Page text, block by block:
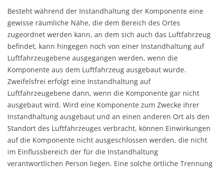
Besteht während der Instandhaltung der Komponente eine
gewisse räumliche Nähe, die dem Bereich des Ortes
zugeordnet werden kann, an dem sich auch das Luftfahrzeug
befindet, kann hingegen noch von einer Instandhaltung auf
Luftfahrzeugebene ausgegangen werden, wenn die
Komponente aus dem Luftfahrzeug ausgebaut wurde.
Zweifelsfrei erfolgt eine Instandhaltung auf
Luftfahrzeugebene dann, wenn die Komponente gar nicht
ausgebaut wird. Wird eine Komponente zum Zwecke ihrer
Instandhaltung ausgebaut und an einen anderen Ort als den
Standort des Luftfahrzeuges verbracht, können Einwirkungen
auf die Komponente nicht ausgeschlossen werden, die nicht
im Einflussbereich der für die Instandhaltung
verantwortlichen Person liegen. Eine solche örtliche Trennung